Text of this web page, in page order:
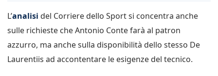
L’analisi del Corriere dello Sport si concentra anche
sulle richieste che Antonio Conte farà al patron
azzurro, ma anche sulla disponibilità dello stesso De
Laurentiis ad accontentare le esigenze del tecnico.